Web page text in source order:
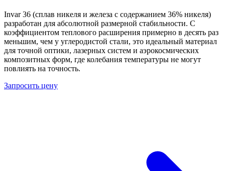
Invar 36 (сплав никеля и железа с содержанием 36% никеля)
разработан для абсолютной размерной стабильности. С
коэффициентом теплового расширения примерно в десять раз
меньшим, чем у углеродистой стали, это идеальный материал
для точной оптики, лазерных систем и аэрокосмических
композитных форм, где колебания температуры не могут
повлиять на точность.
Запросить цену